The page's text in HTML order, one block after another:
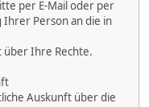
per E-Mail oder per
Person an die in
über Ihre Rechte.
Auskunft über die